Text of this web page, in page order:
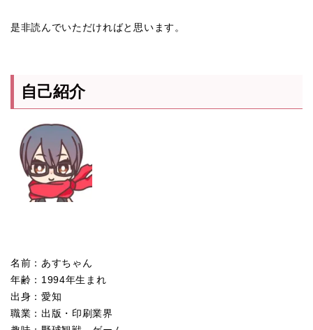
是非読んでいただければと思います。
自己紹介
名前：あすちゃん
年齢：1994年生まれ
出身：愛知
職業：出版・印刷業界